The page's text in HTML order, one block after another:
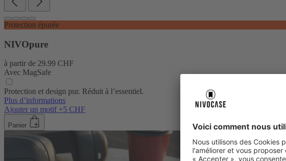
Protection épurée
NIVOpure
à partir de 29.99 CHF
Avec MagSafe
Protection et design pur. Réduit à l’essentiel.
Plus d’informations
Ajouter un motif +5 CHF
Panier